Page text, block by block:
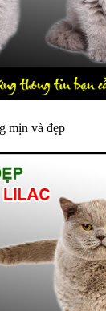
mịn và đẹp